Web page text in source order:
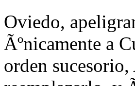
Oviedo,
Ãºnicamente a
orden